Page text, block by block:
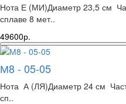
Нота Е (МИ)Диаметр 23,5 см
сплаве 8 мет..
49600р.
М8 - 05-05
Нота А (ЛЯ)Диаметр 24 см
сп..